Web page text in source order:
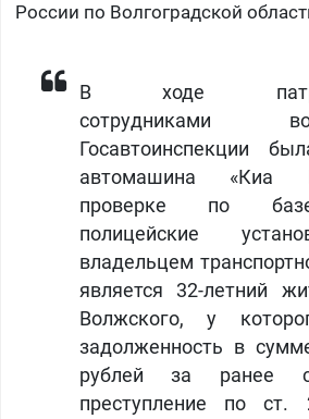
России по Волгоградской
В ходе
сотрудниками
Госавтоинспекции
автомашина «Киа
проверке по
полицейские
владельцем
является 32-летний
Волжского, у
задолженность в
рублей за ранее
преступление по